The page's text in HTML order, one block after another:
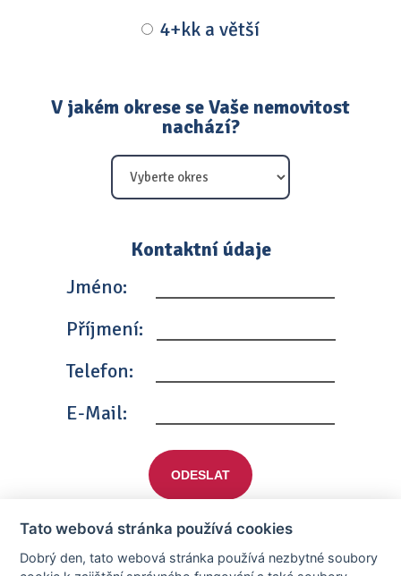
4+kk a větší
V jakém okrese se Vaše nemovitost
nachází?
Kontaktní údaje
Jméno:
Příjmení:
Telefon:
E-Mail:
ODESLAT
Tato webová stránka používá cookies
Dobrý den, tato webová stránka používá nezbytné soubory